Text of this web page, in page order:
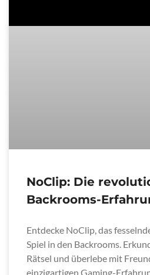
NoClip: Die
Backrooms-
Entdecke NoClip, das
Spiel in den Backrooms.
Rätsel und überlebe mit
einzigartigen Gaming-